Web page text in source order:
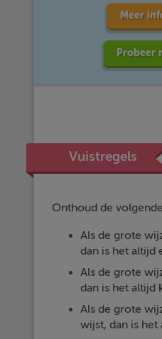
Meer
Probeer
Vuistregels
Onthoud de
Als de grote
dan is het altijd
Als de grote
dan is het altijd
Als de grote
wijst, dan is het